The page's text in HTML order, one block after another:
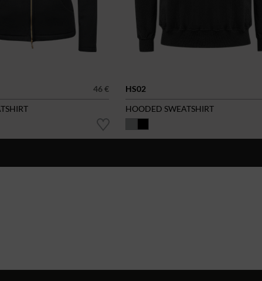
46 €
HS02
HOODED SWEATSHIRT